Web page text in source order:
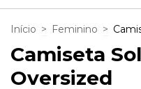
Início > Feminino >
Camiseta
Oversized